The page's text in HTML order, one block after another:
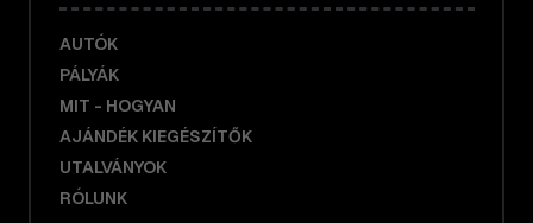
AUTÓK
PÁLYÁK
MIT - HOGYAN
AJÁNDÉK KIEGÉSZÍTŐK
UTALVÁNYOK
RÓLUNK